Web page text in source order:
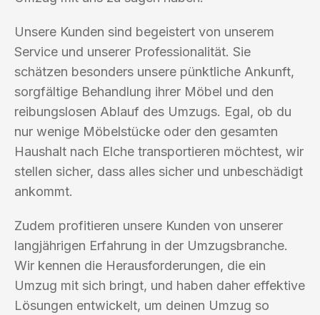
Unsere Kunden sind begeistert von unserem
Service und unserer Professionalität. Sie
schätzen besonders unsere pünktliche Ankunft,
sorgfältige Behandlung ihrer Möbel und den
reibungslosen Ablauf des Umzugs. Egal, ob du
nur wenige Möbelstücke oder den gesamten
Haushalt nach Elche transportieren möchtest, wir
stellen sicher, dass alles sicher und unbeschädigt
ankommt.
Zudem profitieren unsere Kunden von unserer
langjährigen Erfahrung in der Umzugsbranche.
Wir kennen die Herausforderungen, die ein
Umzug mit sich bringt, und haben daher effektive
Lösungen entwickelt, um deinen Umzug so